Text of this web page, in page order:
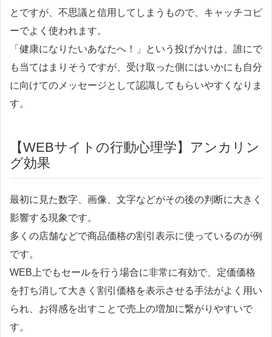
とですが、不思議と信用してしまうもので、キャッチコピ
ーでよく使われます。
「健康になりたいあなたへ！」という投げかけは、誰にで
も当てはまりそうですが、受け取った側にはいかにも自分
に向けてのメッセージとして認識してもらいやすくなりま
す。
【WEBサイトの行動心理学】アンカリン
グ効果
最初に見た数字、画像、文字などがその後の判断に大きく
影響する現象です。
多くの店舗などで商品価格の割引表示に使っているのが例
です。
WEB上でもセールを行う場合に非常に有効で、定価価格
を打ち消して大きく割引価格を表示させる手法がよく用い
られ、お得感を出すことで売上の増加に繋がりやすいで
す。